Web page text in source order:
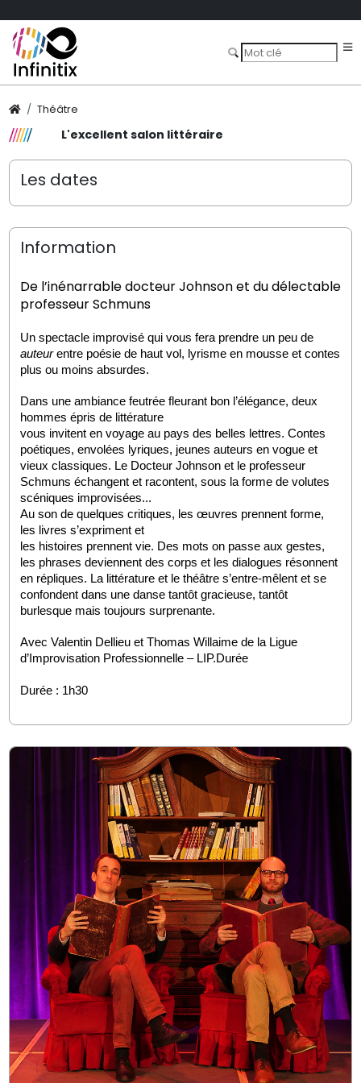
Théâtre
L'excellent salon littéraire
Les dates
Information
De l’inénarrable docteur Johnson et du délectable
professeur Schmuns
Un spectacle improvisé qui vous fera prendre un peu de
auteur entre poésie de haut vol, lyrisme en mousse et contes
plus ou moins absurdes.
Dans une ambiance feutrée fleurant bon l’élégance, deux
hommes épris de littérature
vous invitent en voyage au pays des belles lettres. Contes
poétiques, envolées lyriques, jeunes auteurs en vogue et
vieux classiques. Le Docteur Johnson et le professeur
Schmuns échangent et racontent, sous la forme de volutes
scéniques improvisées...
Au son de quelques critiques, les œuvres prennent forme,
les livres s’expriment et
les histoires prennent vie. Des mots on passe aux gestes,
les phrases deviennent des corps et les dialogues résonnent
en répliques. La littérature et le théâtre s’entre-mêlent et se
confondent dans une danse tantôt gracieuse, tantôt
burlesque mais toujours surprenante.
Avec Valentin Dellieu et Thomas Willaime de la Ligue
d’Improvisation Professionnelle – LIP.Durée
Durée : 1h30